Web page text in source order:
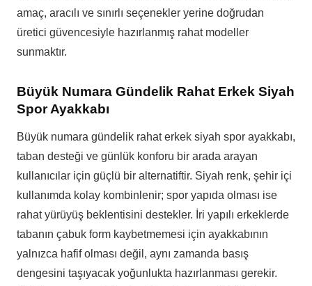
amaç, aracılı ve sınırlı seçenekler yerine doğrudan
üretici güvencesiyle hazırlanmış rahat modeller
sunmaktır.
Büyük Numara Gündelik Rahat Erkek Siyah
Spor Ayakkabı
Büyük numara gündelik rahat erkek siyah spor ayakkabı,
taban desteği ve günlük konforu bir arada arayan
kullanıcılar için güçlü bir alternatiftir. Siyah renk, şehir içi
kullanımda kolay kombinlenir; spor yapıda olması ise
rahat yürüyüş beklentisini destekler. İri yapılı erkeklerde
tabanın çabuk form kaybetmemesi için ayakkabının
yalnızca hafif olması değil, aynı zamanda basış
dengesini taşıyacak yoğunlukta hazırlanması gerekir.